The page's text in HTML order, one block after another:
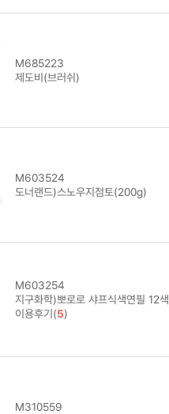
M685223
제도비(브러쉬)
M603524
도너랜드)스노우지점토(200g)
M603254
지구화학)뽀로로 샤프식색연필 12색
이용후기(5)
M310559